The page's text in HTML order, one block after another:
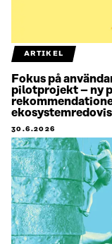
ARTIKEL
Fokus på
pilotprojekt – ny
30.6.2026